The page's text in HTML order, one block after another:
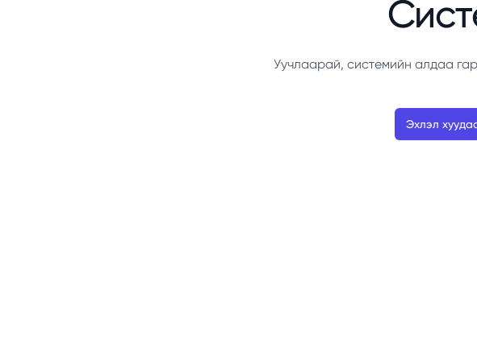
Уучлаарай, системийн алдаа
Эхлэл